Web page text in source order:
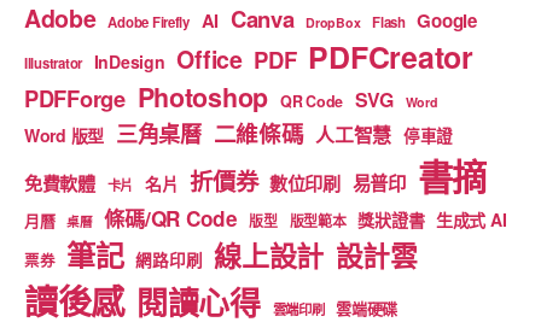
Adobe Adobe Firefly AI Canva DropBox Flash Google
Illustrator InDesign Office PDF PDFCreator
PDFForge Photoshop QR Code SVG Word
Word 版型 三角桌曆 二維條碼 人工智慧 停車證
免費軟體 卡片 名片 折價券 數位印刷 易普印 書摘
月曆 桌曆 條碼/QR Code 版型 版型範本 獎狀證書 生成式 AI
票券 筆記 網路印刷 線上設計 設計雲
讀後感 閱讀心得 雲端印刷 雲端硬碟